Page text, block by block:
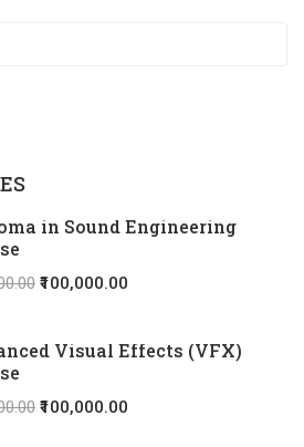
in Sound Engineering
₹100,000.00
Visual Effects (VFX)
₹100,000.00